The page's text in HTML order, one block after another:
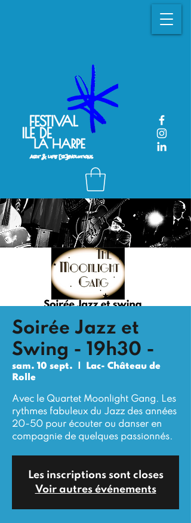
Soirée Jazz et
Swing - 19h30 -
sam. 10 sept.
  |
Lac- Château de
Rolle
Avec le Quartet Moonlight Gang. Les
rythmes fabuleux du Jazz des années
20-50 pour écouter ou danser en
compagnie de quelques passionnés.
Les inscriptions sont closes
Voir autres événements